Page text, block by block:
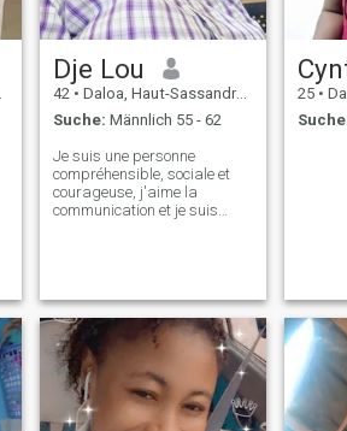
Dje Lou
42 • Daloa, Haut-Sassandra, Côte d'Ivoire
Suche: Männlich 55 - 62
Je suis une personne
compréhensible, sociale et
courageuse, j'aime la
communication et je suis
l'hypocrisie, les injures et les
bagarres. J'adore les
soirées tranquilles en
25 •